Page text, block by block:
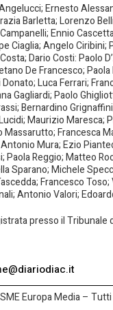
Ernesto
Barletta; Lorenzo
Ennio
Ciaglia; Angelo Ciribini;
Dario Costi: Paolo
De Francesco;
Luca Ferrari;
Gagliardi; Paolo
Bernardino
Maurizio Maresca;
Francesca
Mura; Ezio
Reggio; Matteo
Sparano; Michele
Francesco Toso;
Antonio Valori;
presso il Tribunale
Europa Media –